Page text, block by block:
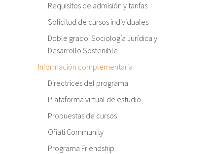
Requisitos de admisión y tarifas
Solicitud de cursos individuales
Doble grado: Sociología Jurídica y
Desarrollo Sostenible
Información complementaria
Directrices del programa
Plataforma virtual de estudio
Propuestas de cursos
Oñati Community
Programa Friendship